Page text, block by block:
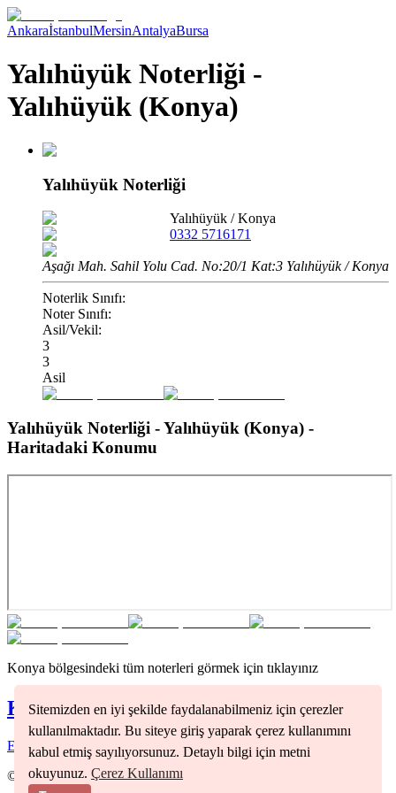
Sitemizden en iyi şekilde faydalanabilmeniz için çerezler
kullanılmaktadır. Bu siteye giriş yaparak çerez kullanımını
kabul etmiş sayılıyorsunuz. Detaylı bilgi için metni
okuyunuz. Çerez Kullanımı
AnkaraİstanbulMersinAntalyaBursa
Yalıhüyük Noterliği -
Yalıhüyük (Konya)
Yalıhüyük Noterliği
Yalıhüyük /Konya
0332 5716171
Aşağı Mah. Sahil Yolu Cad. No:20/1 Kat:3 Yalıhüyük / Konya
Noterlik Sınıfı:
Noter Sınıfı:
Asil/Vekil:
3
3
Asil
Yalıhüyük Noterliği - Yalıhüyük (Konya) -
Haritadaki Konumu
Konya bölgesindeki tüm noterleri görmek için tıklayınız
KonyaNoterleri
Ereğli ( ) Selçuklu 3
©
2026Nöbetçi Noter